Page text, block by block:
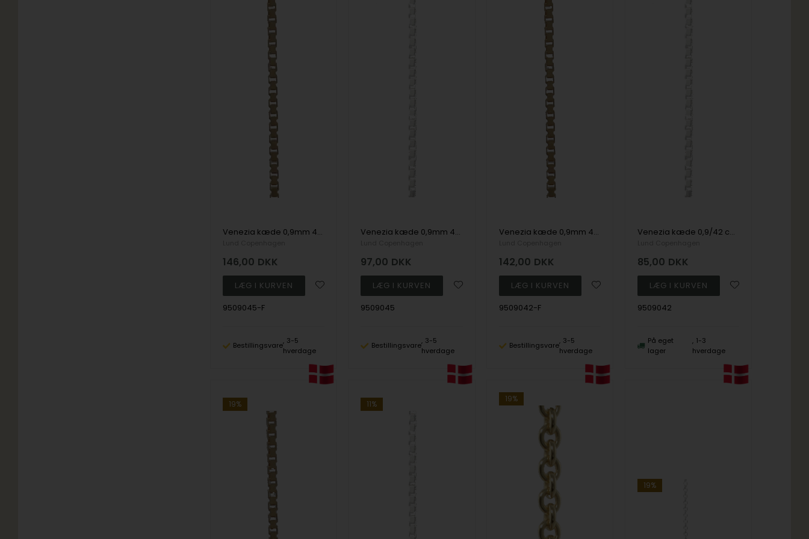
Venezia kæde 0,9mm 45 cm forgyldt sterling sølv
146,00 DKK
9509045-F
Bestillingsvare
3-5
hverdage
Venezia kæde 0,9mm 45cm sterling sølv
97,00 DKK
9509045
Bestillingsvare
3-5
hverdage
Venezia kæde 0,9mm 45cm forgyldt sterling sølv
142,00 DKK
9509042-F
Bestillingsvare
3-5
hverdage
Venezia kæde 0,9/42 cm sterling sølv
85,00 DKK
9509042
På eget
lager
1-3
hverdage
19% 11%
19%
19%